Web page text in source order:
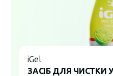
iGel
ЗАСІБ ДЛЯ ЧИСТКИ